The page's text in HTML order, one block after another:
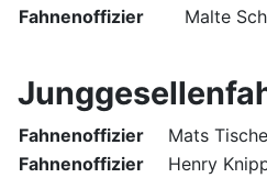
Fahnenoffizier
Malte
Fahnenoffizier
Mats
Fahnenoffizier
Henry